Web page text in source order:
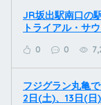
JR坂出駅南口の
トライアル・サ
0 0
フジグラン丸亀
2日(土)、13日(日